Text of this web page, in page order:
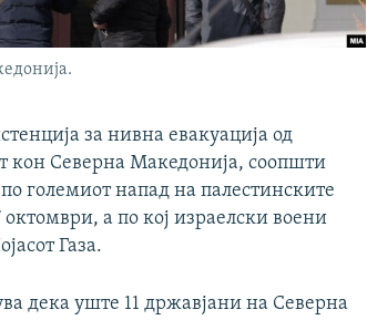
за нивна евакуација од
кон Северна Македонија, соопшти
големиот напад на палестинските
а по кој израелски воени
Газа.
дека уште 11 државјани на Северна